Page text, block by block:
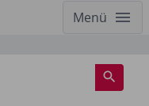
Menü